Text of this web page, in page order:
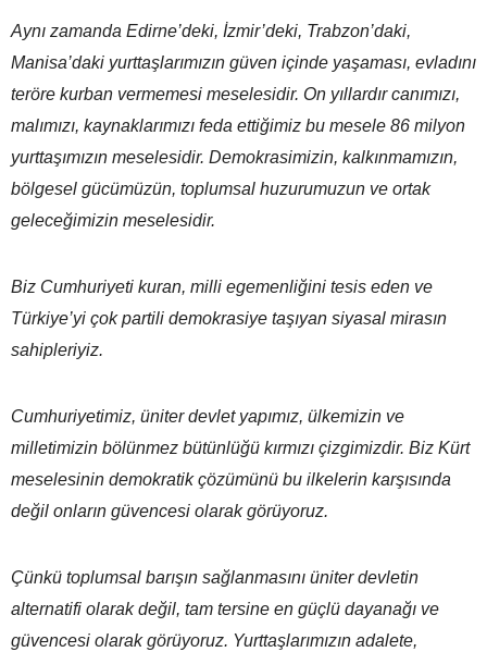
Aynı zamanda Edirne’deki, İzmir’deki, Trabzon’daki,
Manisa’daki yurttaşlarımızın güven içinde yaşaması, evladını
teröre kurban vermemesi meselesidir. On yıllardır canımızı,
malımızı, kaynaklarımızı feda ettiğimiz bu mesele 86 milyon
yurttaşımızın meselesidir. Demokrasimizin, kalkınmamızın,
bölgesel gücümüzün, toplumsal huzurumuzun ve ortak
geleceğimizin meselesidir.
Biz Cumhuriyeti kuran, milli egemenliğini tesis eden ve
Türkiye’yi çok partili demokrasiye taşıyan siyasal mirasın
sahipleriyiz.
Cumhuriyetimiz, üniter devlet yapımız, ülkemizin ve
milletimizin bölünmez bütünlüğü kırmızı çizgimizdir. Biz Kürt
meselesinin demokratik çözümünü bu ilkelerin karşısında
değil onların güvencesi olarak görüyoruz.
Çünkü toplumsal barışın sağlanmasını üniter devletin
alternatifi olarak değil, tam tersine en güçlü dayanağı ve
güvencesi olarak görüyoruz. Yurttaşlarımızın adalete,